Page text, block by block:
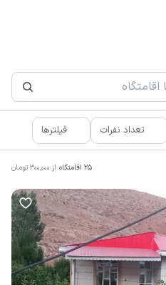
تعداد نفرات فیلترها
25 اقامتگاه از 300,000 تومان